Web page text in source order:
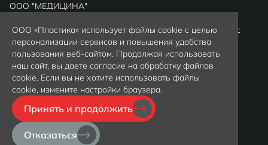
ООО «Пластика» использует файлы cookie с целью
персонализации сервисов и повышения удобства
пользования веб-сайтом. Продолжая использовать
наш сайт, вы даете согласие на обработку файлов
cookie. Если вы не хотите использовать файлы
cookie, измените настройки браузера.
Принять и продолжить
Отказаться
ООО "МЕДИЦИНА"
Россия, г. Калининград, Калининградская область, индекс
236022
Вся представленная на сайте информация носит
ознакомительный характер и не является публичной
офертой, определяемой положениями статьи 437(2)
гражданского кодекса РФ. Цены уточняйте у
администраторов клиники по телефону +79097997372
Политика обработки персональных данных
Политика конфиденциальности
Карта сайта